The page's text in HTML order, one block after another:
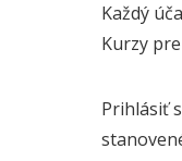
Každý
Kurzy
Prihlásiť